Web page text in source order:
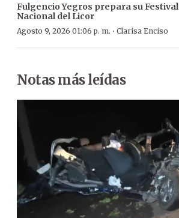
Fulgencio Yegros prepara su Festival
Nacional del Licor
Agosto 9, 2026 01:06 p. m. · Clarisa Enciso
Notas más leídas